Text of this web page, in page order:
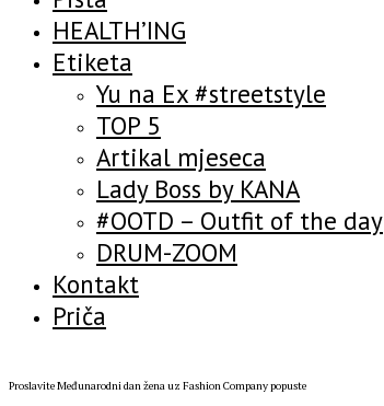
HEALTH’ING
Etiketa
Yu na Ex #streetstyle
TOP 5
Artikal mjeseca
Lady Boss by KANA
#OOTD – Outfit of the day
DRUM-ZOOM
Kontakt
Priča
Proslavite Međunarodni dan žena uz Fashion Company popuste